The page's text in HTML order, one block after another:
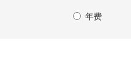
年费